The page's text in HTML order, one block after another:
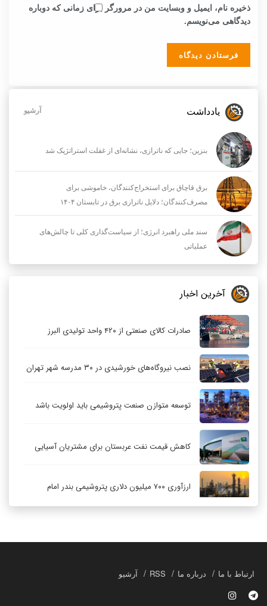
ذخیره نام، ایمیل و وبسایت من در مرورگر برای زمانی که دوباره
دیدگاهی می‌نویسم.
یادداشت آرشیو
بنزین؛ جایی که ناترازی، نشانه‌ای از غفلت استراتژیک شد
برق قاچاق برای استخراج‌کنندگان، خاموشی برای
مصرف‌کنندگان؛ دلایل ناترازی برق در تابستان ۱۴۰۴
سند ملی راهبرد انرژی؛ از سیاست‌گذاری کلی تا چالش‌های
عملیاتی
آخرین اخبار
صادرات کالای صنعتی از ۴۲۰ واحد تولیدی البرز
نصب نیروگاه‌های خورشیدی در ۳۰ مدرسه شهر تهران
توسعه متوازن صنعت پتروشیمی باید اولویت باشد
کاهش قیمت نفت عربستان برای مشتریان آسیایی
ارزآوری ۷۰۰ میلیون دلاری پتروشیمی بندر امام
ارتباط با ما درباره ما RSS آرشیو